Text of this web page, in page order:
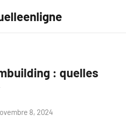
: quelles
8, 2024